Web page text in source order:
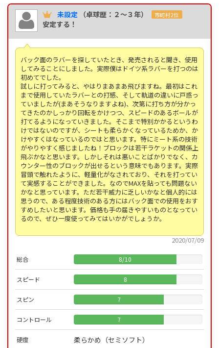
未設定 （卓球歴：２～３年） 市町村2位
安定する！
バック面のラバーを探していたとき、発売されると聞き、使用
してみることにしました。実際僕はドイツ系ラバーを打つのは
初めてでした。
試しに打ってみると、やはりまあまあ飛びますね。最初はこれ
まで使用していたラバーとの打感、そして軌道の違いに戸惑っ
ていましたが(まあそうなりますよね)、次第に打ち方が分かっ
てきたのかしっかり回転をかけつつ、スピードのあるボールが
打てるようになっていきました。そこまで特別かかるというわ
けではないのですが、シートも柔らかくなっているためか、か
けやすくはなっているのではと思います。特にミート系の技術
がやりやすく感じましたね！ブロックは若干ラケットの関係上
飛ぶかなと思います。しかしそれは悪いことばかりでなく、カ
ウンター性のブロックが出せるという意味でもあります。実際
冒頭で触れたように、軽量化がなされており、それを打ってい
て実感することができました。なのでMAXを貼っても問題ない
かなと思っています。ただ若干威力に乏しいかなと個人的には
思うので、ある程度技術のある方にはバック面での使用をおす
すめしたいと思います。価格も手の届きやすいものとなってい
るので、ぜひ一度使ってみてはいかがでしょうか。
2020/07/09
総合 8/10
スピード 8
スピン 7
コントロール 7
硬度 柔らかめ（セミソフト）